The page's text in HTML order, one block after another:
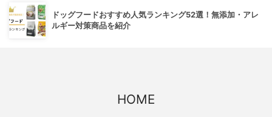
ドッグフードおすすめ人気ランキング52選！無添加・アレ
ルギー対策商品を紹介
HOME